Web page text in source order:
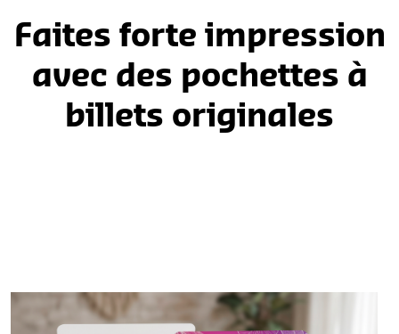
Faites forte impression
avec des pochettes à
billets originales